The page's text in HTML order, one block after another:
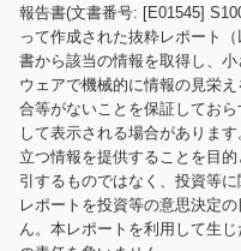
報告書(文書番号: [E01545]
って作成された抜粋レポート
書から該当の情報を取得し、
ウェアで機械的に情報の見栄
合等がないことを保証してお
して表示される場合がありま
立つ情報を提供することを目
引するものではなく、投資等
レポートを投資等の意思決定
ん。本レポートを利用して生